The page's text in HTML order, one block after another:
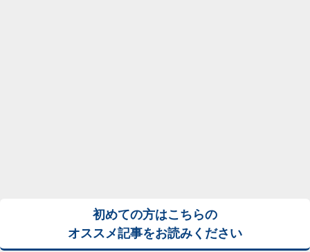
初めての方はこちらの
オススメ記事をお読みください